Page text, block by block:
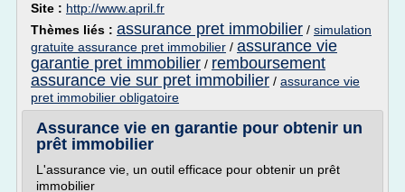
Site : http://www.april.fr
Thèmes liés : assurance pret immobilier / simulation
gratuite assurance pret immobilier / assurance vie
garantie pret immobilier / remboursement
assurance vie sur pret immobilier / assurance vie
pret immobilier obligatoire
Assurance vie en garantie pour obtenir un
prêt immobilier
L'assurance vie, un outil efficace pour obtenir un prêt
immobilier